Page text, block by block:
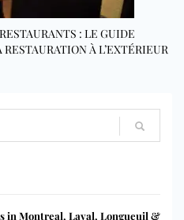
: LE GUIDE
À L’EXTÉRIEUR
in Montreal, Laval, Longueuil &